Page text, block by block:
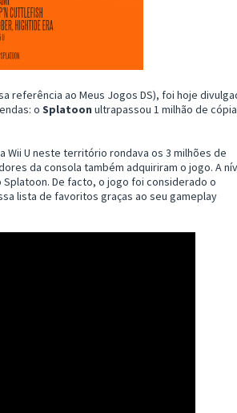
referência ao Meus Jogos DS), foi hoje
o Splatoon ultrapassou 1 milhão de
U neste território rondava os 3 milhões de
da consola também adquiriram o jogo. A
De facto, o jogo foi considerado o
lista de favoritos graças ao seu gameplay